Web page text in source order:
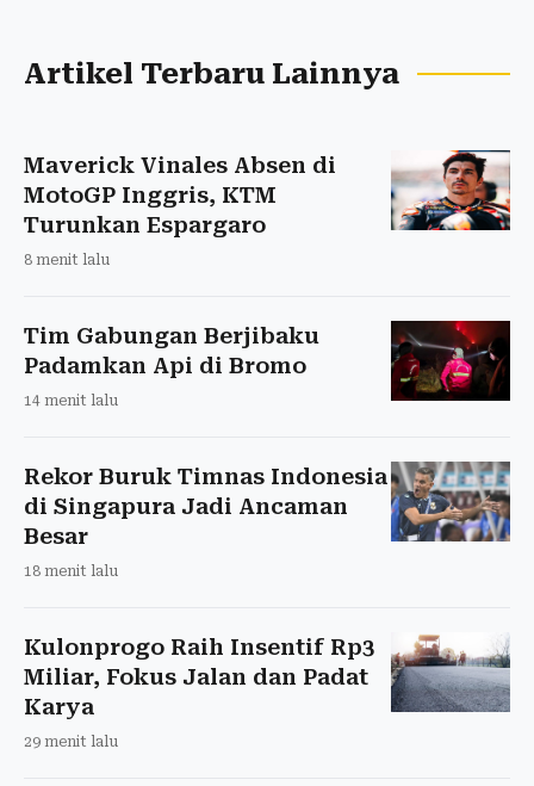
Artikel Terbaru Lainnya
Maverick Vinales Absen di
MotoGP Inggris, KTM
Turunkan Espargaro
8 menit lalu
Tim Gabungan Berjibaku
Padamkan Api di Bromo
14 menit lalu
Rekor Buruk Timnas Indonesia
di Singapura Jadi Ancaman
Besar
18 menit lalu
Kulonprogo Raih Insentif Rp3
Miliar, Fokus Jalan dan Padat
Karya
29 menit lalu